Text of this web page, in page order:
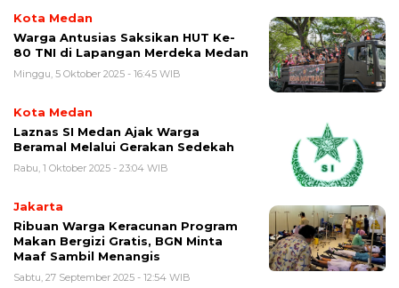
Kota Medan
Warga Antusias Saksikan HUT Ke-
80 TNI di Lapangan Merdeka Medan
Minggu, 5 Oktober 2025 - 16:45 WIB
Kota Medan
Laznas SI Medan Ajak Warga
Beramal Melalui Gerakan Sedekah
Rabu, 1 Oktober 2025 - 23:04 WIB
Jakarta
Ribuan Warga Keracunan Program
Makan Bergizi Gratis, BGN Minta
Maaf Sambil Menangis
Sabtu, 27 September 2025 - 12:54 WIB